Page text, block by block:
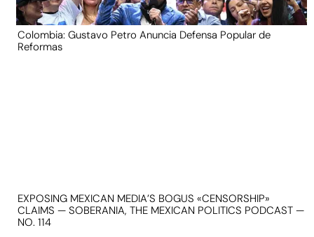
Colombia: Gustavo Petro Anuncia Defensa Popular de
Reformas
EXPOSING MEXICAN MEDIA’S BOGUS «CENSORSHIP»
CLAIMS — SOBERANIA, THE MEXICAN POLITICS PODCAST —
NO. 114